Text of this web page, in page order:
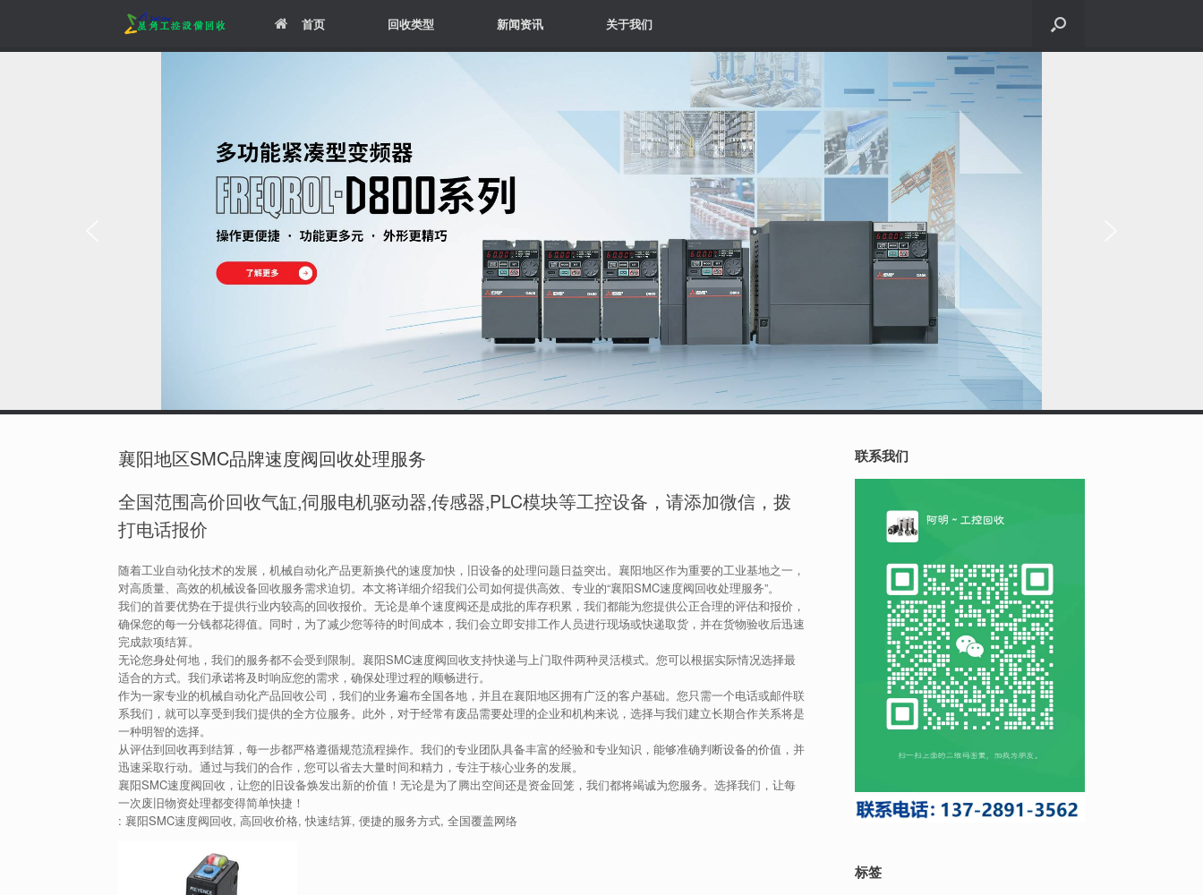
首页 回收类型 新闻资讯 关于我们
襄阳地区SMC品牌速度阀回收处理服务
全国范围高价回收气缸,伺服电机驱动器,传感器,PLC模块等工控设备，请添加微信，拨
打电话报价
随着工业自动化技术的发展，机械自动化产品更新换代的速度加快，旧设备的处理问题日益突出。襄阳地区作为重要的工业基地之一，
对高质量、高效的机械设备回收服务需求迫切。本文将详细介绍我们公司如何提供高效、专业的“襄阳SMC速度阀回收处理服务”。
我们的首要优势在于提供行业内较高的回收报价。无论是单个速度阀还是成批的库存积累，我们都能为您提供公正合理的评估和报价，
确保您的每一分钱都花得值。同时，为了减少您等待的时间成本，我们会立即安排工作人员进行现场或快递取货，并在货物验收后迅速
完成款项结算。
无论您身处何地，我们的服务都不会受到限制。襄阳SMC速度阀回收支持快递与上门取件两种灵活模式。您可以根据实际情况选择最
适合的方式。我们承诺将及时响应您的需求，确保处理过程的顺畅进行。
作为一家专业的机械自动化产品回收公司，我们的业务遍布全国各地，并且在襄阳地区拥有广泛的客户基础。您只需一个电话或邮件联
系我们，就可以享受到我们提供的全方位服务。此外，对于经常有废品需要处理的企业和机构来说，选择与我们建立长期合作关系将是
一种明智的选择。
从评估到回收再到结算，每一步都严格遵循规范流程操作。我们的专业团队具备丰富的经验和专业知识，能够准确判断设备的价值，并
迅速采取行动。通过与我们的合作，您可以省去大量时间和精力，专注于核心业务的发展。
襄阳SMC速度阀回收，让您的旧设备焕发出新的价值！无论是为了腾出空间还是资金回笼，我们都将竭诚为您服务。选择我们，让每
一次废旧物资处理都变得简单快捷！
: 襄阳SMC速度阀回收, 高回收价格, 快速结算, 便捷的服务方式, 全国覆盖网络
联系我们
标签